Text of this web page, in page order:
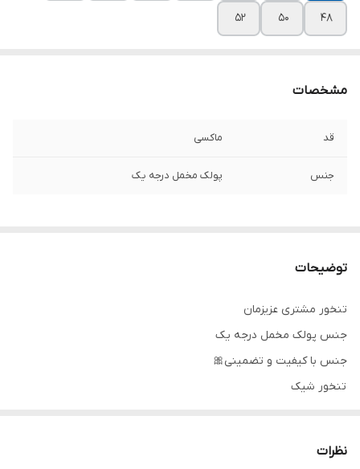
۴۸ ۵۰ ۵۲
مشخصات
قد ماکسی
جنس پولک مخمل درجه یک
توضیحات
تنخور مشتری عزیزمان
جنس پولک مخمل درجه یک
جنس با کیفیت و تضمینی🎀
تنخور شیک
نظرات